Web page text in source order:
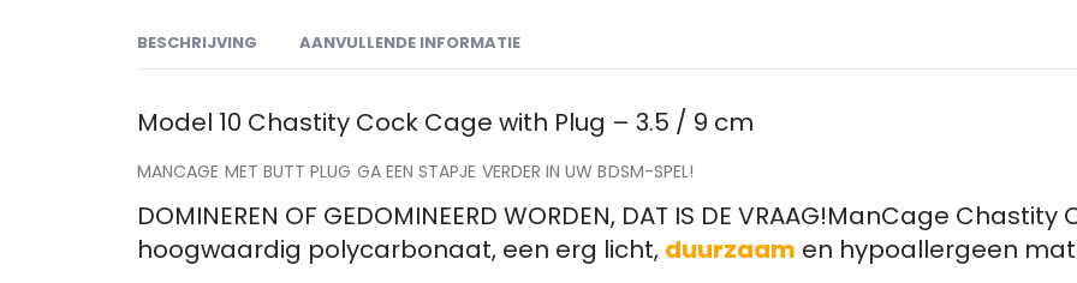
BESCHRIJVING AANVULLENDE INFORMATIE
Model 10 Chastity Cock Cage with Plug – 3.5 / 9 cm
MANCAGE MET BUTT PLUG GA EEN STAPJE VERDER IN UW BDSM-SPEL!
DOMINEREN OF GEDOMINEERD WORDEN, DAT IS DE VRAAG!ManCage
hoogwaardig polycarbonaat, een erg licht, duurzaam en hypoallergeen